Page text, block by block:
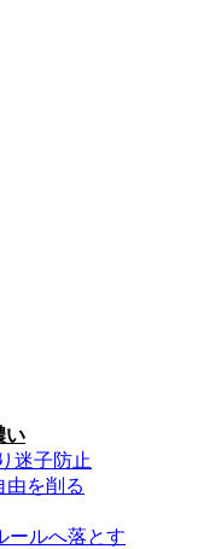
い
迷子防止
由を削る
ールへ落とす